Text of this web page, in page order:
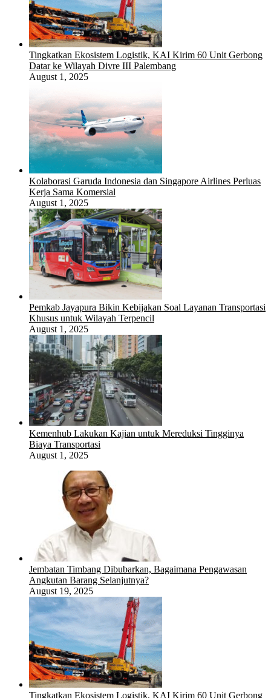
Tingkatkan Ekosistem Logistik, KAI Kirim 60 Unit Gerbong
Datar ke Wilayah Divre III Palembang
August 1, 2025
Kolaborasi Garuda Indonesia dan Singapore Airlines Perluas
Kerja Sama Komersial
August 1, 2025
Pemkab Jayapura Bikin Kebijakan Soal Layanan Transportasi
Khusus untuk Wilayah Terpencil
August 1, 2025
Kemenhub Lakukan Kajian untuk Mereduksi Tingginya
Biaya Transportasi
August 1, 2025
Jembatan Timbang Dibubarkan, Bagaimana Pengawasan
Angkutan Barang Selanjutnya?
August 19, 2025
Tingkatkan Ekosistem Logistik, KAI Kirim 60 Unit Gerbong